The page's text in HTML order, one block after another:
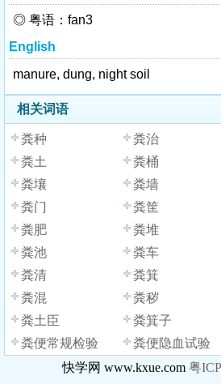
◎ 粤语：fan3
English
manure, dung, night soil
相关词语
粪种 粪治
粪土
粪桶
粪壤
粪墙
粪门
粪筐
粪肥
粪堆
粪池
粪车
粪清
粪箕
粪混
粪秽
粪土臣
粪箕子
粪便常规检验
粪便隐血试验
快学网 www.kxue.com 粤